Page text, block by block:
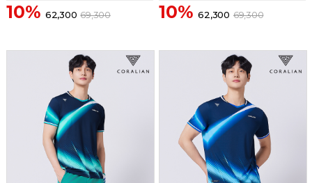
10% 62,300 69,300 10% 62,300 69,300